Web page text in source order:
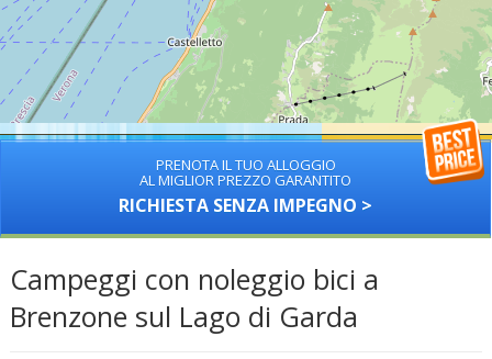
PRENOTA IL TUO ALLOGGIO
AL MIGLIOR PREZZO GARANTITO
RICHIESTA SENZA IMPEGNO >
Campeggi con noleggio bici a
Brenzone sul Lago di Garda